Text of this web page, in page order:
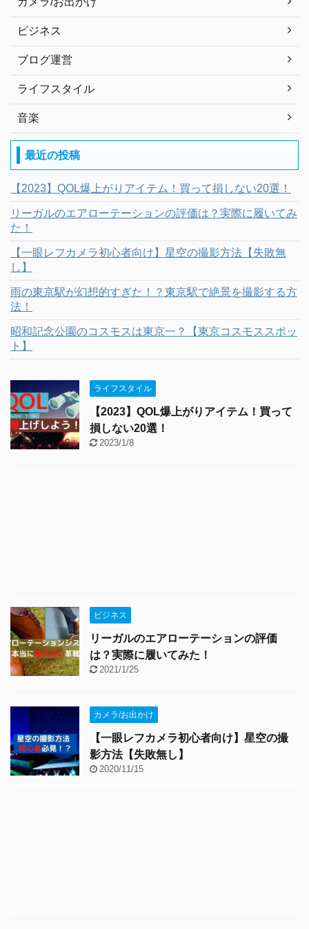
ビジネス
ブログ運営
ライフスタイル
音楽
最近の投稿
【2023】QOL爆上がりアイテム！買って損しない20選！
リーガルのエアローテーションの評価は？実際に履いてみ
た！
【一眼レフカメラ初心者向け】星空の撮影方法【失敗無
し】
雨の東京駅が幻想的すぎた！？東京駅で絶景を撮影する方
法！
昭和記念公園のコスモスは東京一？【東京コスモススポッ
ト】
ライフスタイル
【2023】QOL爆上がりアイテム！買って
損しない20選！
2023/1/8
ビジネス
リーガルのエアローテーションの評価
は？実際に履いてみた！
2021/1/25
カメラ/お出かけ
【一眼レフカメラ初心者向け】星空の撮
影方法【失敗無し】
2020/11/15